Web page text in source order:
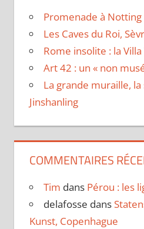
Promenade à
Les Caves du Roi,
Rome insolite : la
Art 42 : un « non
La grande muraille,
Jinshanling
COMMENTAIRES
Tim dans Pérou : les
delafosse dans
Kunst, Copenhague